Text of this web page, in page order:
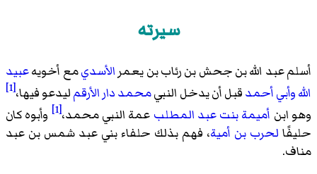
سيرته
أسلم عبد الله بن جحش بن رئاب بن يعمر الأسديمع أخويهعبيد
اللهوأبي أحمدقبل أن يدخل النبيمحمددار الأرقمليدعو فيها،[1]
وهو ابن أميمة بنت عبد المطلب عمة النبي محمد،[1]
وأبوه كان
حليفًا لحرب بن أمية، فهم بذلك حلفاء بني عبد شمس بن عبد
مناف.